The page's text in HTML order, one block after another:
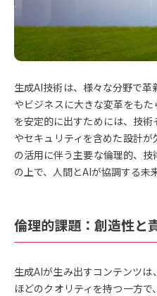
生成AI技術は、様々な分野で
やビジネスに大きな変革をも
を安定的に出すためには、技
やセキュリティを含めた設計
の活用に伴う主要な倫理的、
の上で、人間とAIが協調する未
倫理的課題：創造性と
生成AIが生み出すコンテンツ
ほどのクオリティを持つ一方